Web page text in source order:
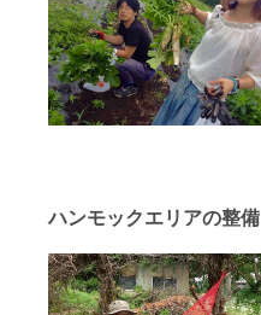
ハンモックエリアの整備